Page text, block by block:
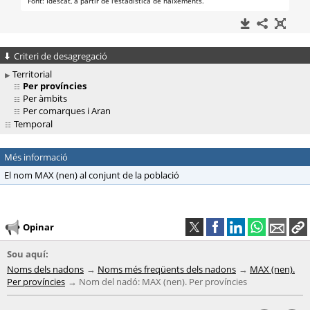
Criteri de desagregació
Territorial
Per províncies
Per àmbits
Per comarques i Aran
Temporal
Més informació
El nom MAX (nen) al conjunt de la població
Opinar
Sou aquí:
Noms dels nadons
Noms més freqüents dels nadons
MAX (nen).
Per províncies
Nom del nadó: MAX (nen). Per províncies